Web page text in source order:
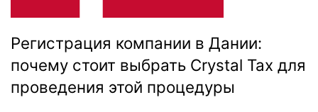
Регистрация компании в Дании:
почему стоит выбрать Crystal Tax для
проведения этой процедуры